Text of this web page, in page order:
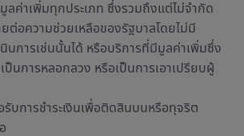
ลค่าเพิ่มทุกประเภท ซึ่งรวมถึงแต่ไม่จำกัด
ต่อความช่วยเหลือของรัฐบาลโดยไม่มี
นินการเช่นนั้นได้ หรือบริการที่มีมูลค่าเพิ่มซึ่ง
ป็นการหลอกลวง หรือเป็นการเอาเปรียบผู้
รับการชำระเงินเพื่อติดสินบนหรือทุจริต